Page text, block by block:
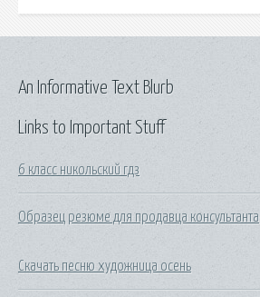
Links to Important Stuff
6 класс никольский гдз
Образец резюме для продавца консультанта
Скачать песню художница осень
An Informative Text Blurb